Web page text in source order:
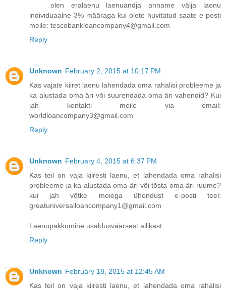
olen eralaenu laenuandja anname välja laenu
individuaalne 3% määraga kui olete huvitatud saate e-posti
meile: tescobankloancompany4@gmail.com
Reply
Unknown February 2, 2015 at 10:17 PM
Kas vajate kiiret laenu lahendada oma rahalisi probleeme ja
ka alustada oma äri või suurendada oma äri vahendid? Kui
jah kontakti meile via email:
worldloancompany3@gmail.com
Reply
Unknown February 4, 2015 at 6:37 PM
Kas teil on vaja kiiresti laenu, et lahendada oma rahalisi
probleeme ja ka alustada oma äri või tõsta oma äri ruume?
kui jah võtke meiega ühendust e-posti teel:
greatuniversalloancompany1@gmail.com
Laenupakkumine usaldusväärsest allikast
Reply
Unknown February 18, 2015 at 12:45 AM
Kas teil on vaja kiiresti laenu, et lahendada oma rahalisi